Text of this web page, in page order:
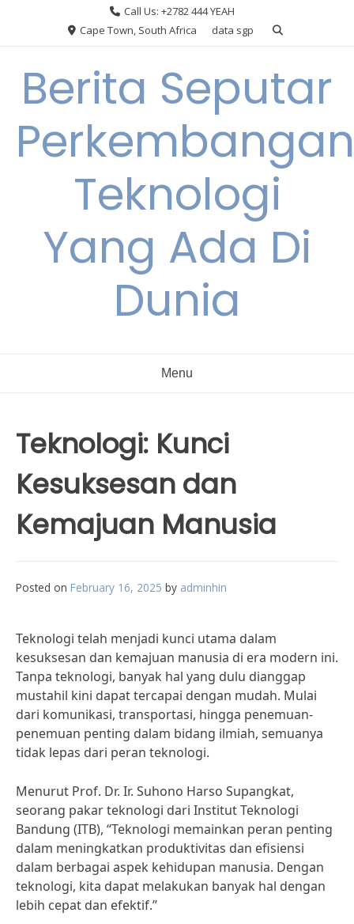
Call Us: +2782 444 YEAH
Cape Town, South Africa
data sgp
Berita Seputar
Perkembangan
Teknologi
Yang Ada Di
Dunia
Menu
Teknologi: Kunci
Kesuksesan dan
Kemajuan Manusia
Posted on February 16, 2025 by adminhin
Teknologi telah menjadi kunci utama dalam
kesuksesan dan kemajuan manusia di era modern ini.
Tanpa teknologi, banyak hal yang dulu dianggap
mustahil kini dapat tercapai dengan mudah. Mulai
dari komunikasi, transportasi, hingga penemuan-
penemuan penting dalam bidang ilmiah, semuanya
tidak lepas dari peran teknologi.
Menurut Prof. Dr. Ir. Suhono Harso Supangkat,
seorang pakar teknologi dari Institut Teknologi
Bandung (ITB), “Teknologi memainkan peran penting
dalam meningkatkan produktivitas dan efisiensi
dalam berbagai aspek kehidupan manusia. Dengan
teknologi, kita dapat melakukan banyak hal dengan
lebih cepat dan efektif.”